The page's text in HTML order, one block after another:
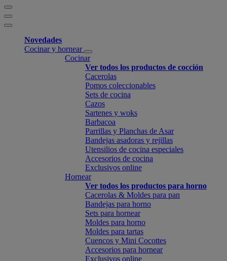
Novedades
Cocinar y hornear
Cocinar
Ver todos los productos de cocción
Cacerolas
Pomos coleccionables
Sets de cocina
Cazos
Sartenes y woks
Barbacoa
Parrillas y Planchas de Asar
Bandejas asadoras y rejillas
Utensilios de cocina especiales
Accesorios de cocina
Exclusivos online
Hornear
Ver todos los productos para horno
Cacerolas & Moldes para pan
Bandejas para horno
Sets para hornear
Moldes para horno
Moldes para tartas
Cuencos y Mini Cocottes
Accesorios para hornear
Exclusivos online